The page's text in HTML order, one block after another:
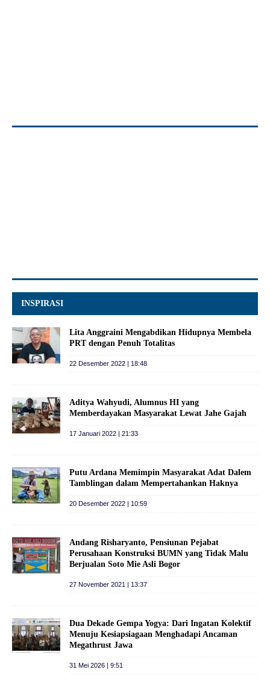
INSPIRASI
Lita Anggraini Mengabdikan Hidupnya Membela
PRT dengan Penuh Totalitas
22 Desember 2022 | 18:48
Aditya Wahyudi, Alumnus HI yang
Memberdayakan Masyarakat Lewat Jahe Gajah
17 Januari 2022 | 21:33
Putu Ardana Memimpin Masyarakat Adat Dalem
Tamblingan dalam Mempertahankan Haknya
20 Desember 2022 | 10:59
Andang Risharyanto, Pensiunan Pejabat
Perusahaan Konstruksi BUMN yang Tidak Malu
Berjualan Soto Mie Asli Bogor
27 November 2021 | 13:37
Dua Dekade Gempa Yogya: Dari Ingatan Kolektif
Menuju Kesiapsiagaan Menghadapi Ancaman
Megathrust Jawa
31 Mei 2026 | 9:51